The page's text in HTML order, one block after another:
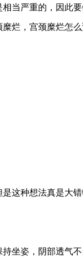
当严重的，因此要
烂，宫颈糜烂怎
这种想法真是大
姿，阴部透气不